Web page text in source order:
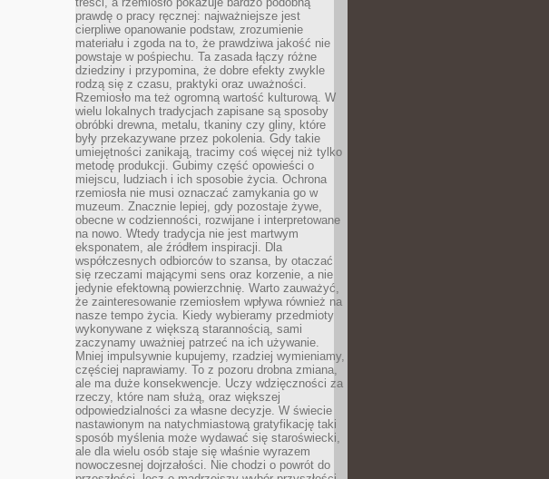
prawdę o pracy ręcznej: najważniejsze jest
cierpliwe opanowanie podstaw, zrozumienie
materiału i zgoda na to, że prawdziwa jakość nie
powstaje w pośpiechu. Ta zasada łączy różne
dziedziny i przypomina, że dobre efekty zwykle
rodzą się z czasu, praktyki oraz uważności.
Rzemiosło ma też ogromną wartość kulturową. W
wielu lokalnych tradycjach zapisane są sposoby
obróbki drewna, metalu, tkaniny czy gliny, które
były przekazywane przez pokolenia. Gdy takie
umiejętności zanikają, tracimy coś więcej niż tylko
metodę produkcji. Gubimy część opowieści o
miejscu, ludziach i ich sposobie życia. Ochrona
rzemiosła nie musi oznaczać zamykania go w
muzeum. Znacznie lepiej, gdy pozostaje żywe,
obecne w codzienności, rozwijane i interpretowane
na nowo. Wtedy tradycja nie jest martwym
eksponatem, ale źródłem inspiracji. Dla
współczesnych odbiorców to szansa, by otaczać
się rzeczami mającymi sens oraz korzenie, a nie
jedynie efektowną powierzchnię. Warto zauważyć,
że zainteresowanie rzemiosłem wpływa również na
nasze tempo życia. Kiedy wybieramy przedmioty
wykonywane z większą starannością, sami
zaczynamy uważniej patrzeć na ich używanie.
Mniej impulsywnie kupujemy, rzadziej wymieniamy,
częściej naprawiamy. To z pozoru drobna zmiana,
ale ma duże konsekwencje. Uczy wdzięczności za
rzeczy, które nam służą, oraz większej
odpowiedzialności za własne decyzje. W świecie
nastawionym na natychmiastową gratyfikację taki
sposób myślenia może wydawać się staroświecki,
ale dla wielu osób staje się właśnie wyrazem
nowoczesnej dojrzałości. Nie chodzi o powrót do